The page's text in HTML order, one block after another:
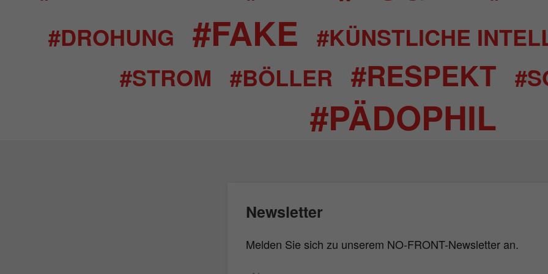
#DROHUNG
#FAKE
#KÜNSTLICHE
#STROM
#BÖLLER #RESPEKT
#PÄDOPHIL
Newsletter
Melden Sie sich zu unserem NO-FRONT-Newsletter an.